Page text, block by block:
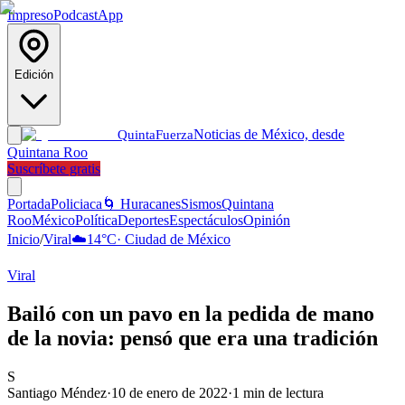
ImpresoPodcastApp
Edición
QuintaFuerzaNoticias de México, desde
Quintana Roo
Suscríbete gratis
PortadaPoliciaca 🌀 HuracanesSismosQuintana
RooMéxicoPolíticaDeportesEspectáculosOpinión
Inicio/Viral☁️14°C· Ciudad de México
Viral
Bailó con un pavo en la pedida de mano
de la novia: pensó que era una tradición
S
Santiago Méndez·10 de enero de 2022·1 min de lectura